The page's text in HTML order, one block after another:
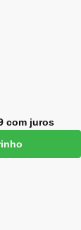
com juros